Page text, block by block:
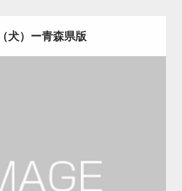
犬）ー青森県版